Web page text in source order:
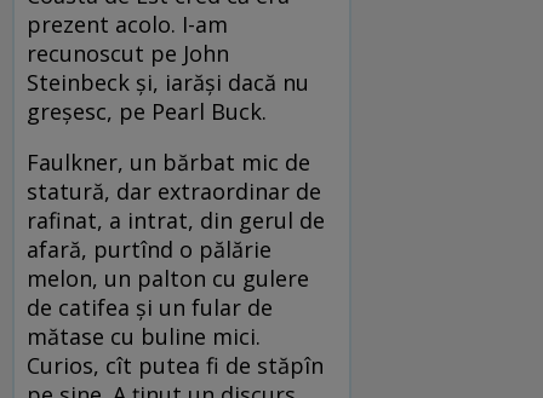
prezent acolo. I-am
recunoscut pe John
Steinbeck și, iarăși dacă nu
greșesc, pe Pearl Buck.
Faulkner, un bărbat mic de
statură, dar extraordinar de
rafinat, a intrat, din gerul de
afară, purtînd o pălărie
melon, un palton cu gulere
de catifea și un fular de
mătase cu buline mici.
Curios, cît putea fi de stăpîn